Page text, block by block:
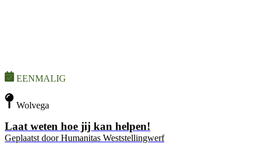
EENMALIG
Wolvega
Laat weten hoe jij kan helpen!
Geplaatst door Humanitas Weststellingwerf